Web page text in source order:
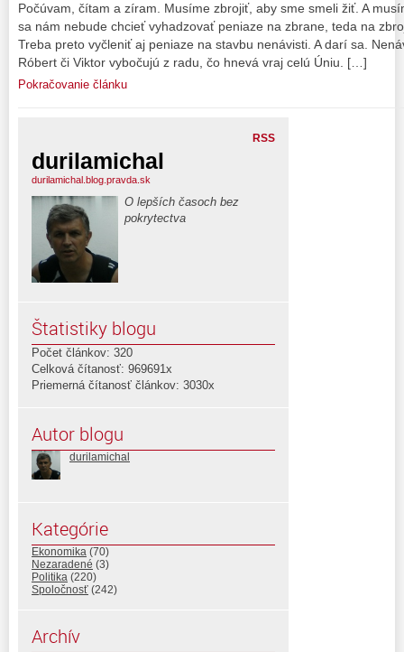
Počúvam, čítam a zíram. Musíme zbrojiť, aby sme smeli žiť. A
sa nám nebude chcieť vyhadzovať peniaze na zbrane, teda na
Treba preto vyčleniť aj peniaze na stavbu nenávisti. A darí sa.
Róbert či Viktor vybočujú z radu, čo hnevá vraj celú Úniu. […]
Pokračovanie článku
RSS
durilamichal
durilamichal.blog.pravda.sk
O lepších časoch bez
pokrytectva
Štatistiky blogu
Počet článkov: 320
Celková čítanosť: 969691x
Priemerná čítanosť článkov: 3030x
Autor blogu
durilamichal
Kategórie
Ekonomika (70)
Nezaradené (3)
Politika (220)
Spoločnosť (242)
Archív